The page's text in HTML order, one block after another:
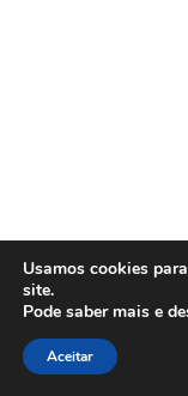
Usamos cookies
site.
Pode saber mais e
Aceitar